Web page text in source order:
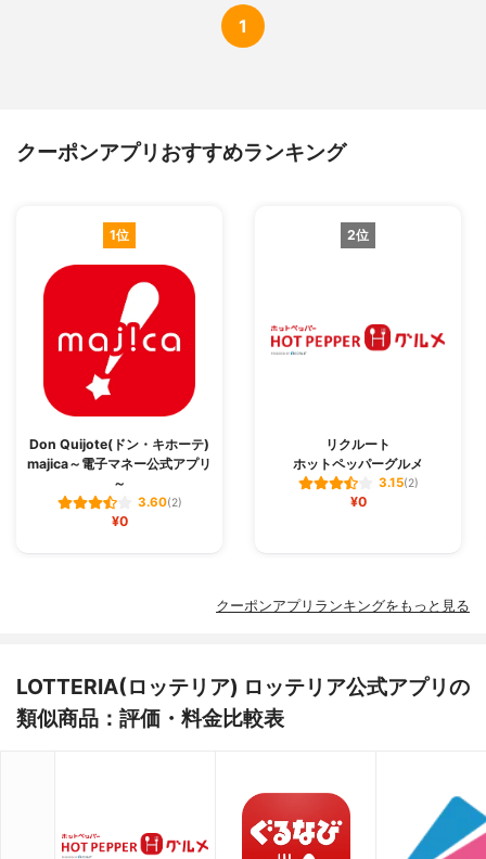
1
クーポンアプリおすすめランキング
1位
Don Quijote(ドン・キホーテ)
majica～電子マネー公式アプリ
～
3.60(2)
¥0
2位
リクルート
ホットペッパーグルメ
3.15(2)
¥0
クーポンアプリランキングをもっと見る
LOTTERIA(ロッテリア) ロッテリア公式アプリの
類似商品：評価・料金比較表